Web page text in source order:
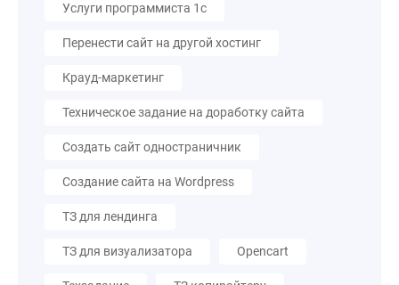
Услуги программиста 1с
Перенести сайт на другой хостинг
Крауд-маркетинг
Техническое задание на доработку сайта
Создать сайт одностраничник
Создание сайта на Wordpress
ТЗ для лендинга
ТЗ для визуализатора Opencart